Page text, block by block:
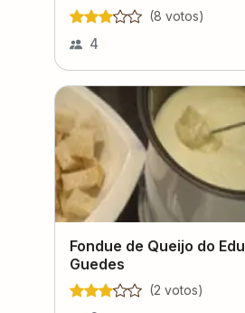
(8 votos)
4
Fondue de Queijo do Edu
Guedes
(2 votos)